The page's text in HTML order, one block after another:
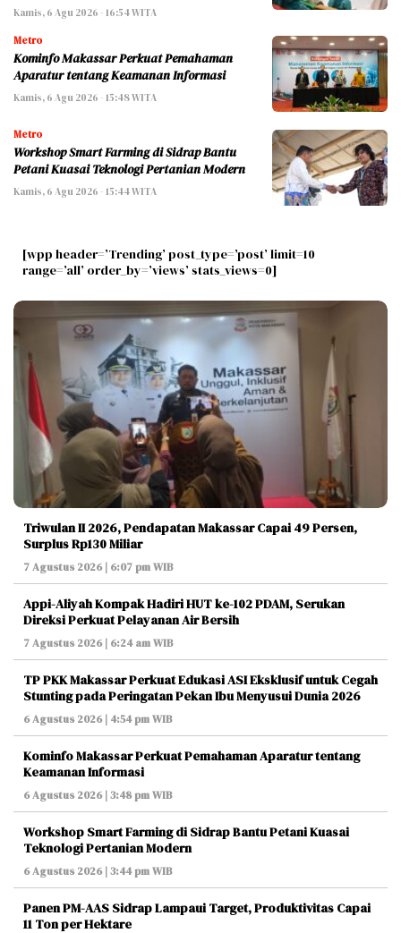
Kamis, 6 Agu 2026 - 16:54 WITA
Metro
Kominfo Makassar Perkuat Pemahaman
Aparatur tentang Keamanan Informasi
Kamis, 6 Agu 2026 - 15:48 WITA
Metro
Workshop Smart Farming di Sidrap Bantu
Petani Kuasai Teknologi Pertanian Modern
Kamis, 6 Agu 2026 - 15:44 WITA
[wpp header=’Trending’ post_type=’post’ limit=10
range=’all’ order_by=’views’ stats_views=0]
Triwulan II 2026, Pendapatan Makassar Capai 49 Persen,
Surplus Rp130 Miliar
7 Agustus 2026 | 6:07 pm WIB
Appi-Aliyah Kompak Hadiri HUT ke-102 PDAM, Serukan
Direksi Perkuat Pelayanan Air Bersih
7 Agustus 2026 | 6:24 am WIB
TP PKK Makassar Perkuat Edukasi ASI Eksklusif untuk Cegah
Stunting pada Peringatan Pekan Ibu Menyusui Dunia 2026
6 Agustus 2026 | 4:54 pm WIB
Kominfo Makassar Perkuat Pemahaman Aparatur tentang
Keamanan Informasi
6 Agustus 2026 | 3:48 pm WIB
Workshop Smart Farming di Sidrap Bantu Petani Kuasai
Teknologi Pertanian Modern
6 Agustus 2026 | 3:44 pm WIB
Panen PM-AAS Sidrap Lampaui Target, Produktivitas Capai
11 Ton per Hektare